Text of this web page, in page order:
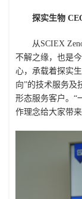
探实生物
从SCIEX
不解之缘，也是
心，承载着探实
向”的技术服务及
形态服务客户。“
作理念给大家带来